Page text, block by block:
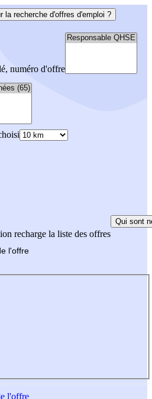
la recherche d'offres d'emploi ?
numéro d'offre
recharge la liste des offres
Qui sont
l'offre
l'offre